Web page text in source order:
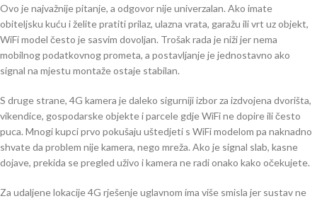
Ovo je najvažnije pitanje, a odgovor nije univerzalan. Ako imate
obiteljsku kuću i želite pratiti prilaz, ulazna vrata, garažu ili vrt uz objekt,
WiFi model često je sasvim dovoljan. Trošak rada je niži jer nema
mobilnog podatkovnog prometa, a postavljanje je jednostavno ako
signal na mjestu montaže ostaje stabilan.
S druge strane, 4G kamera je daleko sigurniji izbor za izdvojena dvorišta,
vikendice, gospodarske objekte i parcele gdje WiFi ne dopire ili često
puca. Mnogi kupci prvo pokušaju uštedjeti s WiFi modelom pa naknadno
shvate da problem nije kamera, nego mreža. Ako je signal slab, kasne
dojave, prekida se pregled uživo i kamera ne radi onako kako očekujete.
Za udaljene lokacije 4G rješenje uglavnom ima više smisla jer sustav ne